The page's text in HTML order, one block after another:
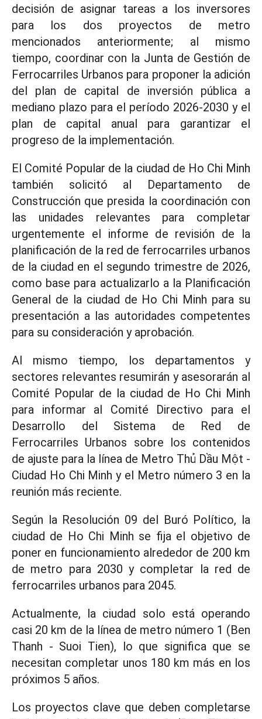
decisión de asignar tareas a los inversores
para los dos proyectos de metro
mencionados anteriormente; al mismo
tiempo, coordinar con la Junta de Gestión de
Ferrocarriles Urbanos para proponer la adición
del plan de capital de inversión pública a
mediano plazo para el período 2026-2030 y el
plan de capital anual para garantizar el
progreso de la implementación.
El Comité Popular de la ciudad de Ho Chi Minh
también solicitó al Departamento de
Construcción que presida la coordinación con
las unidades relevantes para completar
urgentemente el informe de revisión de la
planificación de la red de ferrocarriles urbanos
de la ciudad en el segundo trimestre de 2026,
como base para actualizarlo a la Planificación
General de la ciudad de Ho Chi Minh para su
presentación a las autoridades competentes
para su consideración y aprobación.
Al mismo tiempo, los departamentos y
sectores relevantes resumirán y asesorarán al
Comité Popular de la ciudad de Ho Chi Minh
para informar al Comité Directivo para el
Desarrollo del Sistema de Red de
Ferrocarriles Urbanos sobre los contenidos
de ajuste para la línea de Metro Thủ Dầu Một -
Ciudad Ho Chi Minh y el Metro número 3 en la
reunión más reciente.
Según la Resolución 09 del Buró Político, la
ciudad de Ho Chi Minh se fija el objetivo de
poner en funcionamiento alrededor de 200 km
de metro para 2030 y completar la red de
ferrocarriles urbanos para 2045.
Actualmente, la ciudad solo está operando
casi 20 km de la línea de metro número 1 (Ben
Thanh - Suoi Tien), lo que significa que se
necesitan completar unos 180 km más en los
próximos 5 años.
Los proyectos clave que deben completarse